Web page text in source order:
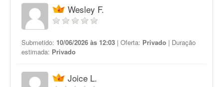
Wesley F.
Submetido: 10/06/2026 às 12:03 | Oferta: Privado | Duração
estimada: Privado
Joice L.